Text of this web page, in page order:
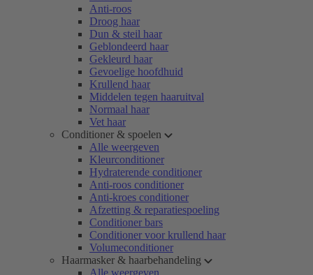
Anti-roos
Droog haar
Dun & steil haar
Geblondeerd haar
Gekleurd haar
Gevoelige hoofdhuid
Krullend haar
Middelen tegen haaruitval
Normaal haar
Vet haar
Conditioner & spoelen
Alle weergeven
Kleurconditioner
Hydraterende conditioner
Anti-roos conditioner
Anti-kroes conditioner
Afzetting & reparatiespoeling
Conditioner bars
Conditioner voor krullend haar
Volumeconditioner
Haarmasker & haarbehandeling
Alle weergeven